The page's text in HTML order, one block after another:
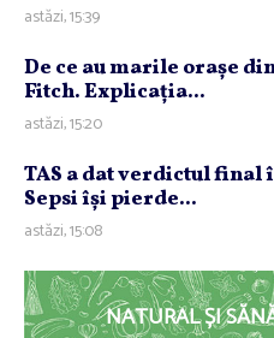
astăzi, 15:39
De ce au marile oraşe
Fitch. Explicaţia...
astăzi, 15:20
TAS a dat verdictul final
Sepsi îşi pierde...
astăzi, 15:08
NATURAL ȘI